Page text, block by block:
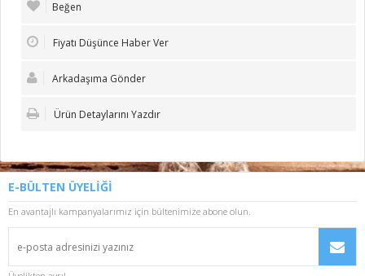
Beğen
Fiyatı Düşünce Haber Ver
Arkadaşıma Gönder
Ürün Detaylarını Yazdır
E-BÜLTEN ÜYELİĞİ
En avantajlı kampanyalarımız için bültenimize abone olun.